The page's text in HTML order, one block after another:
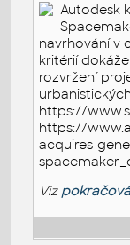
Autodesk
navrhování v
kritérií
rozvržení
https://
https://
acquires-
Viz